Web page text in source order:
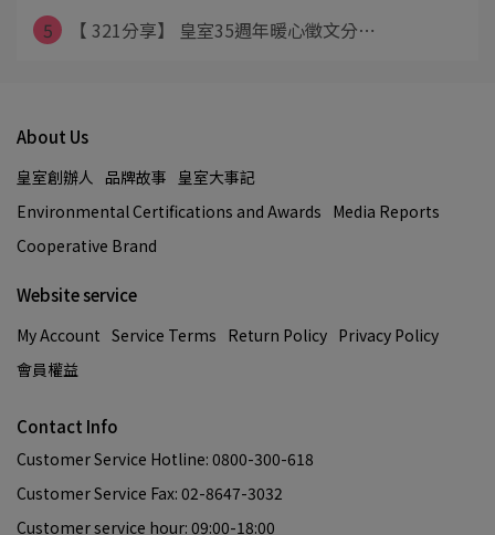
5
【 321分享】 皇室35週年暖心徵文分⋯
About Us
皇室創辦人 品牌故事 皇室大事記
Environmental Certifications and Awards Media Reports
Cooperative Brand
Website service
My Account Service Terms Return Policy Privacy Policy
會員權益
Contact Info
Customer Service Hotline: 0800-300-618
Customer Service Fax: 02-8647-3032
Customer service hour: 09:00-18:00